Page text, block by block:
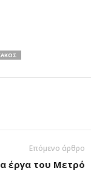
Επόμενο άρθρο
έργα του Μετρό